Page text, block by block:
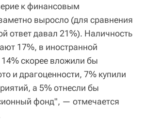
к финансовым
выросло (для сравнения
ответ давал 21%). Наличность
17%, в иностранной
скорее вложили бы
и драгоценности, 7% купили
а 5% отнесли бы
фонд", — отмечается